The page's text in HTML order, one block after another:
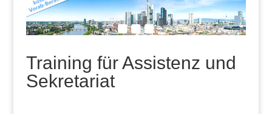
Training für Assistenz und
Sekretariat